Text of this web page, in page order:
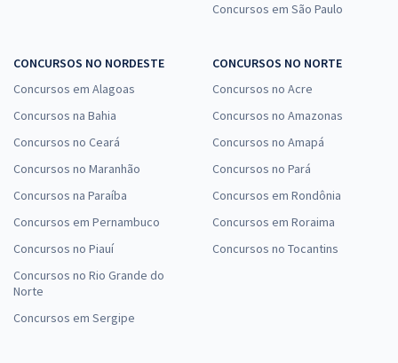
Concursos em São Paulo
CONCURSOS NO NORDESTE
Concursos em Alagoas
Concursos na Bahia
Concursos no Ceará
Concursos no Maranhão
Concursos na Paraíba
Concursos em Pernambuco
Concursos no Piauí
Concursos no Rio Grande do
Norte
Concursos em Sergipe
CONCURSOS NO NORTE
Concursos no Acre
Concursos no Amazonas
Concursos no Amapá
Concursos no Pará
Concursos em Rondônia
Concursos em Roraima
Concursos no Tocantins